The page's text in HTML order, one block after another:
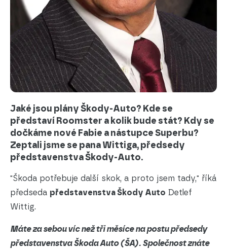
Jaké jsou plány Škody-Auto? Kde se
představí Roomster a kolik bude stát? Kdy se
dočkáme nové Fabie a nástupce Superbu?
Zeptali jsme se pana Wittiga, předsedy
představenstva Škody-Auto.
"Škoda potřebuje další skok, a proto jsem tady," říká
předseda představenstvaŠkody Auto Detlef
Wittig.
Máte za sebou víc než tři měsíce na postu předsedy
představenstva Škoda Auto (ŠA). Společnost znáte